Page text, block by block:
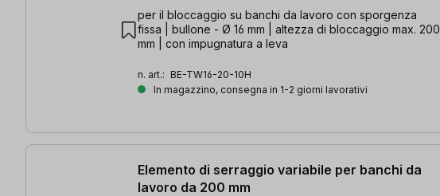
per il bloccaggio su banchi da lavoro con sporgenza
fissa | bullone - Ø 16 mm | altezza di bloccaggio max. 200
mm | con impugnatura a leva
n. art.: BE-TW16-20-10H
In magazzino, consegna in 1-2 giorni lavorativi
Elemento di serraggio variabile per banchi da
lavoro da 200 mm